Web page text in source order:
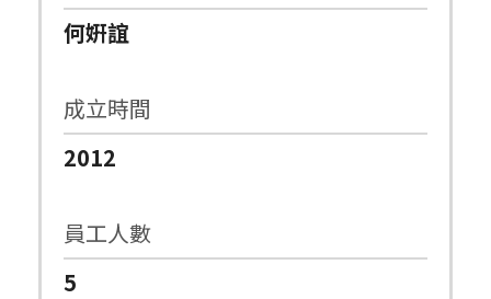
何姸誼
成立時間
2012
員工人數
5